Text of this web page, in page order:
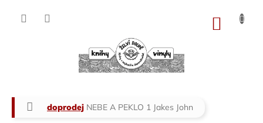
Domů
doprodej NEBE A PEKLO 1 Jakes John